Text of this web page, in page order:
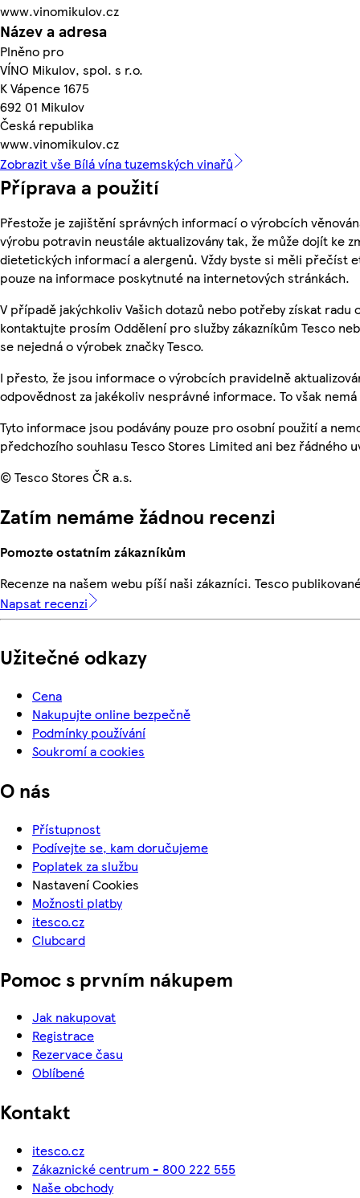
www.vinomikulov.cz
Název a adresa
Plněno pro
VÍNO Mikulov, spol. s r.o.
K Vápence 1675
692 01 Mikulov
Česká republika
www.vinomikulov.cz
Zobrazit vše Bílá vína tuzemských vinařů
Příprava a použití
Přestože je zajištění správných informací o výrobcích
výrobu potravin neustále aktualizovány tak, že může dojít ke
dietetických informací a alergenů. Vždy byste si měli přečíst
pouze na informace poskytnuté na internetových stránkách.
V případě jakýchkoliv Vašich dotazů nebo potřeby získat radu
kontaktujte prosím Oddělení pro služby zákazníkům Tesco
se nejedná o výrobek značky Tesco.
I přesto, že jsou informace o výrobcích pravidelně
odpovědnost za jakékoliv nesprávné informace. To však
Tyto informace jsou podávány pouze pro osobní použití a
předchozího souhlasu Tesco Stores Limited ani bez řádného
© Tesco Stores ČR a.s.
Zatím nemáme žádnou recenzi
Pomozte ostatním zákazníkům
Recenze na našem webu píší naši zákazníci. Tesco
Napsat recenzi
Užitečné odkazy
Cena
Nakupujte online bezpečně
Podmínky používání
Soukromí a cookies
O nás
Přístupnost
Podívejte se, kam doručujeme
Poplatek za službu
Nastavení Cookies
Možnosti platby
itesco.cz
Clubcard
Pomoc s prvním nákupem
Jak nakupovat
Registrace
Rezervace času
Oblíbené
Kontakt
itesco.cz
Zákaznické centrum - 800 222 555
Naše obchody